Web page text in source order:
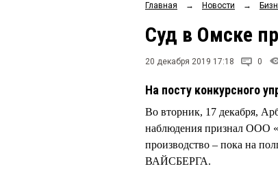
Главная → Новости →
Суд в Омске
20 декабря 2019 17:18 0
На посту конкурсного
Во вторник, 17 декабря,
наблюдения признал ООО
производство – пока на
ВАЙСБЕРГА.